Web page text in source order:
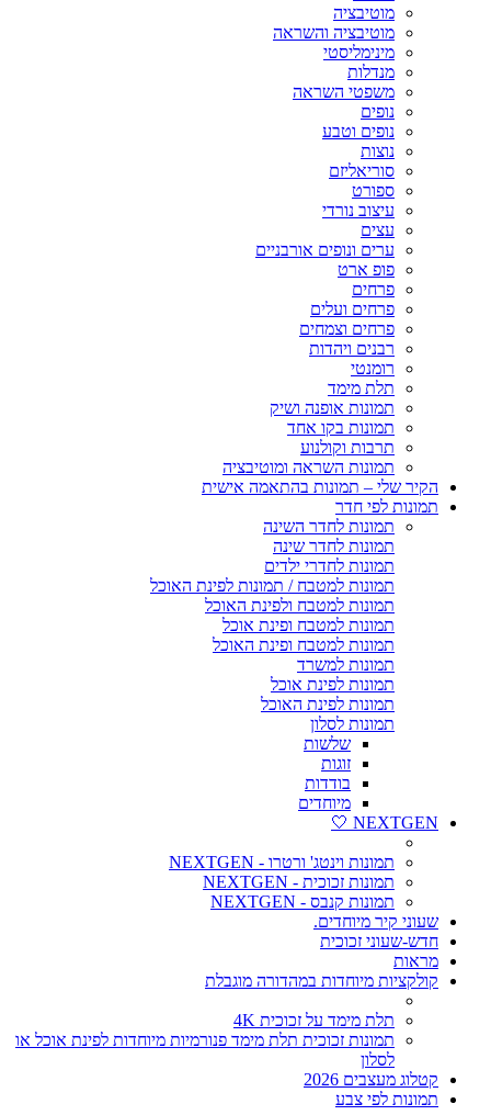
מוטיבציה
מוטיבציה והשראה
מינימליסטי
מנדלות
משפטי השראה
נופים
נופים וטבע
נוצות
סוריאליזם
ספורט
עיצוב נורדי
עצים
ערים ונופים אורבניים
פופ ארט
פרחים
פרחים ועלים
פרחים וצמחים
רבנים ויהדות
רומנטי
תלת מימד
תמונות אופנה ושיק
תמונות בקו אחד
תרבות וקולנוע
תמונות השראה ומוטיבציה
הקיר שלי – תמונות בהתאמה אישית
תמונות לפי חדר
תמונות לחדר השינה
תמונות לחדר שינה
תמונות לחדרי ילדים
תמונות למטבח / תמונות לפינת האוכל
תמונות למטבח ולפינת האוכל
תמונות למטבח ופינת אוכל
תמונות למטבח ופינת האוכל
תמונות למשרד
תמונות לפינת אוכל
תמונות לפינת האוכל
תמונות לסלון
שלשות
זוגות
בודדות
מיוחדים
NEXTGEN 🤍
תמונות וינטג' ורטרו - NEXTGEN
תמונות זכוכית - NEXTGEN
תמונות קנבס - NEXTGEN
שעוני קיר מיוחדים.
חדש-שעוני זכוכית
מראות
קולקציות מיוחדות במהדורה מוגבלת
תלת מימד על זכוכית 4K
תמונות זכוכית תלת מימד פנורמיות מיוחדות לפינת אוכל או
לסלון
קטלוג מעצבים 2026
תמונות לפי צבע